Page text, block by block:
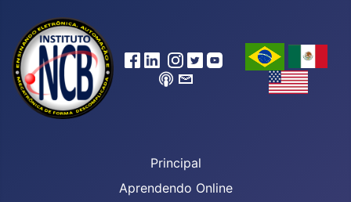
Principal
Aprendendo Online